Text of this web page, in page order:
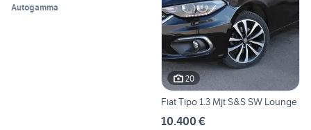
Autogamma
20
Fiat Tipo 1.3 Mjt S&S SW Lounge
10.400 €